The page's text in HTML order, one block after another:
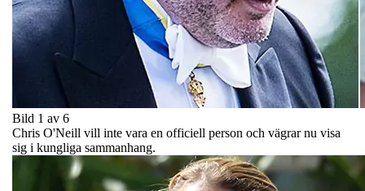
Bild 1 av 6
Chris O'Neill vill inte vara en officiell person och vägrar nu visa
sig i kungliga sammanhang.